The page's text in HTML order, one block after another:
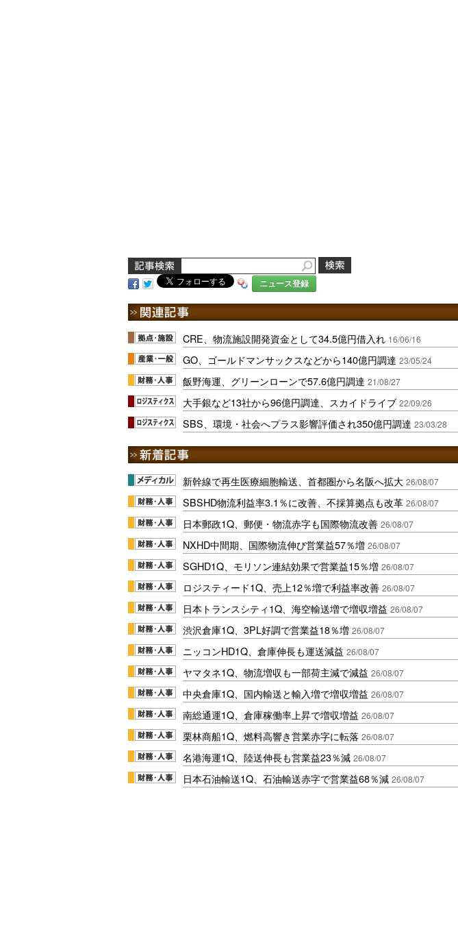
ニュース登録
CRE、物流施設開発資金として34.5億円借入れ 16/06/16
GO、ゴールドマンサックスなどから140億円調達 23/05/24
飯野海運、グリーンローンで57.6億円調達 21/08/27
大手銀など13社から96億円調達、スカイドライブ 22/09/26
SBS、環境・社会へプラス影響評価され350億円調達 23/03/28
新幹線で再生医療細胞輸送、首都圏から名阪へ拡大 26/08/07
SBSHD物流利益率3.1％に改善、不採算拠点も改革 26/08/07
日本郵政1Q、郵便・物流赤字も国際物流改善 26/08/07
NXHD中間期、国際物流伸び営業益57％増 26/08/07
SGHD1Q、モリソン連結効果で営業益15％増 26/08/07
ロジスティード1Q、売上12％増で利益率改善 26/08/07
日本トランスシティ1Q、海空輸送増で増収増益 26/08/07
渋沢倉庫1Q、3PL好調で営業益18％増 26/08/07
ニッコンHD1Q、倉庫伸長も運送減益 26/08/07
ヤマタネ1Q、物流増収も一部荷主減で減益 26/08/07
中央倉庫1Q、国内輸送と輸入増で増収増益 26/08/07
南総通運1Q、倉庫稼働率上昇で増収増益 26/08/07
栗林商船1Q、燃料高響き営業赤字に転落 26/08/07
名港海運1Q、陸送伸長も営業益23％減 26/08/07
日本石油輸送1Q、石油輸送赤字で営業益68％減 26/08/07